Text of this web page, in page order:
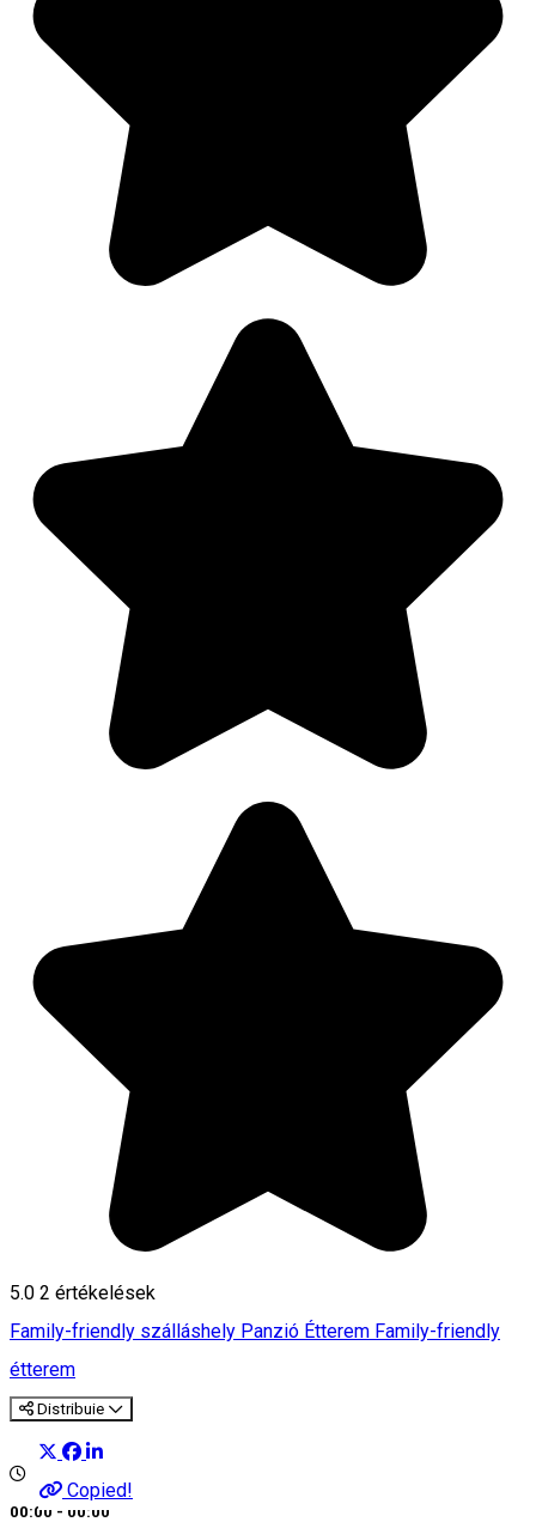
5.0 2 értékelések
Family-friendly szálláshely Panzió Étterem Family-friendly
étterem
Distribuie
Copied!
00:00 - 00:00